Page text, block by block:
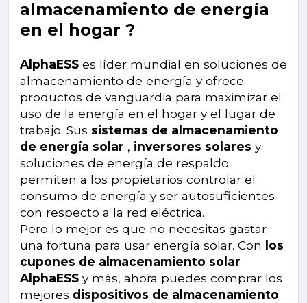
almacenamiento de energía
en el hogar ?
AlphaESS es líder mundial en soluciones de
almacenamiento de energía y ofrece
productos de vanguardia para maximizar el
uso de la energía en el hogar y el lugar de
trabajo. Sus sistemas de almacenamiento
de energía solar , inversores solares y
soluciones de energía de respaldo
permiten a los propietarios controlar el
consumo de energía y ser autosuficientes
con respecto a la red eléctrica.
Pero lo mejor es que no necesitas gastar
una fortuna para usar energía solar. Con
los
cupones de almacenamiento solar
AlphaESS y más, ahora puedes comprar los
mejores dispositivos de almacenamiento